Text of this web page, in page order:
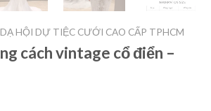
HỘI DỰ TIỆC CƯỚI CAO CẤP TPHCM
cách vintage cổ điển –